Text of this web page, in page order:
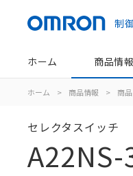
制
ホーム 商品情報
ホーム > 商品情報 > 商
セレクタスイッチ